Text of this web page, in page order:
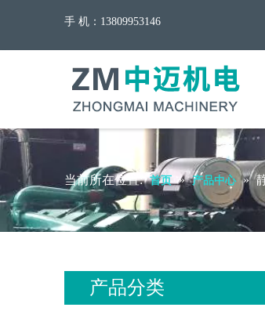
手 机：13809953146
当前所在位置: 首页 » 产品中心 »
产品分类